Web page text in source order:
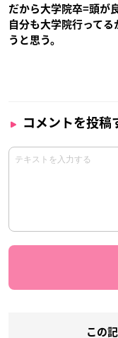
だから大学院卒=頭が
自分も大学院行って
うと思う。
コメントを投稿
この